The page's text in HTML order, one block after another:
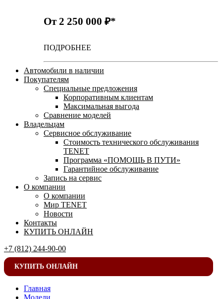
От 2 250 000 ₽*
ПОДРОБНЕЕ
Автомобили в наличии
Покупателям
Специальные предложения
Корпоративным клиентам
Максимальная выгода
Сравнение моделей
Владельцам
Сервисное обслуживание
Стоимость технического обслуживания
TENET
Программа «ПОМОЩЬ В ПУТИ»
Гарантийное обслуживание
Запись на сервис
О компании
О компании
Мир TENET
Новости
Контакты
КУПИТЬ ОНЛАЙН
+7 (812) 244-90-00
КУПИТЬ ОНЛАЙН
Главная
Модели